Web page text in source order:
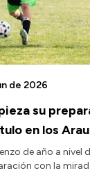
su
en los
de 2026
de año a nivel
con la